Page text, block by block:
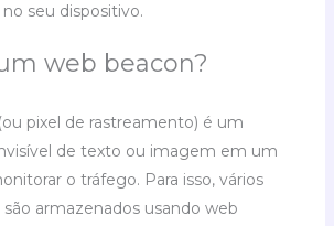
seu dispositivo.
web beacon?
pixel de rastreamento) é um
de texto ou imagem em um
o tráfego. Para isso, vários
armazenados usando web